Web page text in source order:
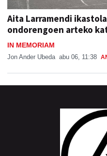
Aita Larramendi
ondorengoen arteko
IN MEMORIAM
Jon Ander Ubeda abu 06, 11:38